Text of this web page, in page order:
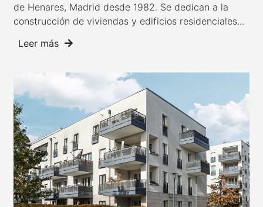
de Henares, Madrid desde 1982. Se dedican a la
construcción de viviendas y edificios residenciales...
Leer más